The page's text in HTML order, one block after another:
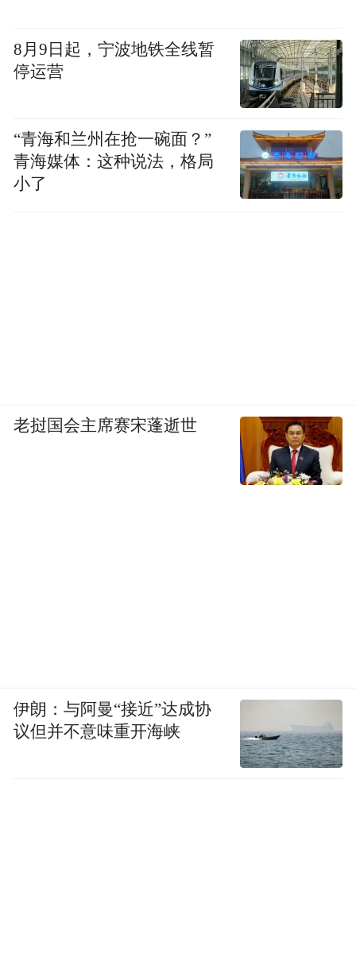
8月9日起，宁波地铁全线暂
停运营
“青海和兰州在抢一碗面？”
青海媒体：这种说法，格局
小了
老挝国会主席赛宋蓬逝世
伊朗：与阿曼“接近”达成协
议但并不意味重开海峡